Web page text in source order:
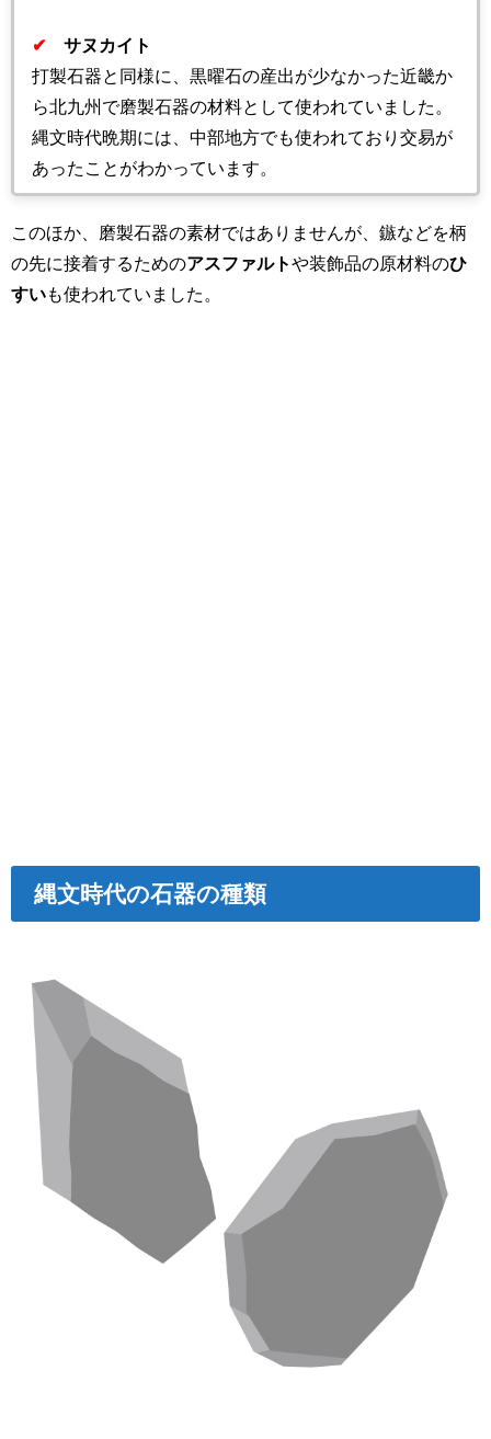
✔ サヌカイト
打製石器と同様に、黒曜石の産出が少なかった近畿か
ら北九州で磨製石器の材料として使われていました。
縄文時代晩期には、中部地方でも使われており交易が
あったことがわかっています。
このほか、磨製石器の素材ではありませんが、鏃などを柄
の先に接着するためのアスファルトや装飾品の原材料のひ
すいも使われていました。
縄文時代の石器の種類